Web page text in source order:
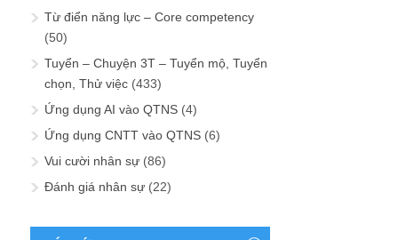
Từ điển năng lực – Core competency
(50)
Tuyển – Chuyện 3T – Tuyển mộ, Tuyển
chọn, Thử việc (433)
Ứng dụng AI vào QTNS (4)
Ứng dụng CNTT vào QTNS (6)
Vui cười nhân sự (86)
Đánh giá nhân sự (22)